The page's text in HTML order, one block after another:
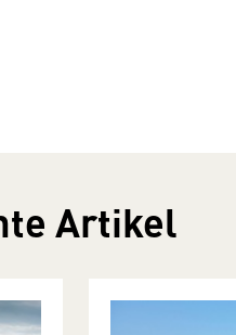
Artikel